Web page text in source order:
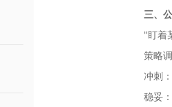
三、
"盯着
策略
冲刺
稳妥